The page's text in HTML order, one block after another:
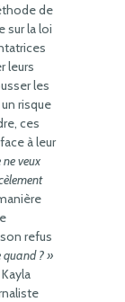
de
sur la loi
leurs
les
risque
ces
à leur
ne veux
refus
quand ? »